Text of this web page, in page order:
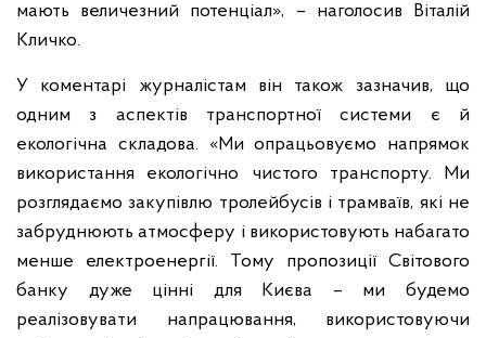
мають величезний потенціал», – наголосив Віталій
Кличко.
У коментарі журналістам він також зазначив, що
одним з аспектів транспортної системи є й
екологічна складова. «Ми опрацьовуємо напрямок
використання екологічно чистого транспорту. Ми
розглядаємо закупівлю тролейбусів і трамваїв, які не
забруднюють атмосферу і використовують набагато
менше електроенергії. Тому пропозиції Світового
банку дуже цінні для Києва – ми будемо
реалізовувати напрацювання, використовуючи